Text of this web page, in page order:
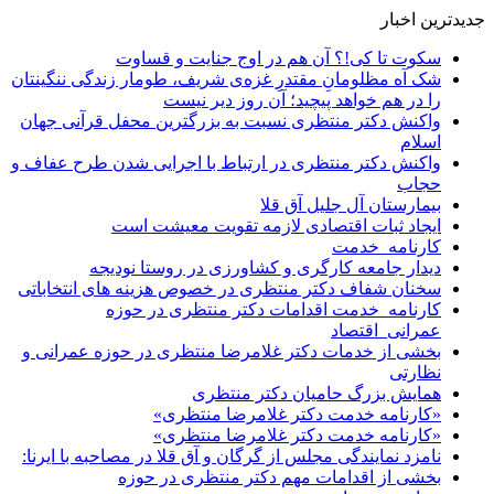
جدیدترین اخبار
سکوت تا کی!؟ آن هم در اوج جنایت و قساوت
شک آه مظلومانِ مقتدرِ غزه‌ی شریف، طومار زندگی ننگینتان
را در هم خواهد پیچید؛ آن روز دیر نیست
واکنش دکتر منتظری نسبت به بزرگترین محفل قرآنی جهان
اسلام
واکنش دکتر منتظری در ارتباط با اجرایی شدن طرح عفاف و
حجاب
بیمارستان آل جلیل آق قلا
ایجاد ثبات اقتصادی لازمه تقویت معیشت است
کارنامه_خدمت
دیدار جامعه کارگری و کشاورزی در روستا نودیجه
سخنان شفاف دکتر منتظری در خصوص هزینه های انتخاباتی
کارنامه_خدمت اقدامات دکتر منتظری در حوزه
عمرانی_اقتصاد
بخشی از خدمات دکتر غلامرضا منتظری در حوزه عمرانی و
نظارتی
همایش بزرگ حامیان دکتر منتظری
«کارنامه خدمت دکتر غلامرضا منتظری»
«کارنامه خدمت دکتر غلامرضا منتظری»
نامزد نمایندگی مجلس از گرگان و آق قلا در مصاحبه با ایرنا:
بخشی از اقدامات مهم دکتر منتظری در حوزه